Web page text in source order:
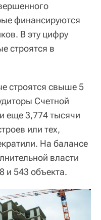
финансируются
В эту цифру
строятся в
строятся свыше 5
Счетной
еще 3,774 тысячи
или тех,
На балансе
власти
и 543 объекта.